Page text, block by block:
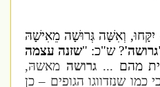
וְאִשָּׁה גְּרוּשָׁה מֵאִישָׁהּ
? ש"כ: "שזנה עצמה
מהם...גרושהמאשהּ,
שנזדווגו הגופים – כן